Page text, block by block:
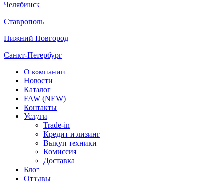
Челябинск
Ставрополь
Нижний Новгород
Санкт-Петербург
О компании
Новости
Каталог
FAW (NEW)
Контакты
Услуги
Trade-in
Кредит и лизинг
Выкуп техники
Комиссия
Доставка
Блог
Отзывы